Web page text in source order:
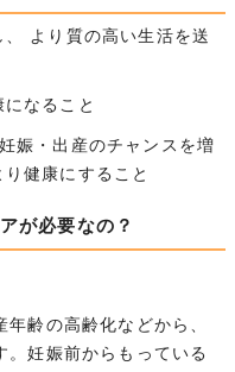
より質の高い生活を送
なること
娠・出産のチャンスを増
健康にすること
が必要なの？
齢の高齢化などから、
。妊娠前からもっている